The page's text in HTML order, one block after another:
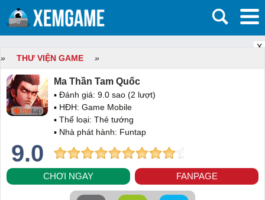
X
»
THƯ VIỆN GAME »
Ma Thần Tam Quốc
▪ Đánh giá: 9.0 sao (2 lượt)
▪ HĐH: Game Mobile
▪ Thể loại: Thẻ tướng
▪ Nhà phát hành: Funtap
9.0
CHƠI NGAY FANPAGE